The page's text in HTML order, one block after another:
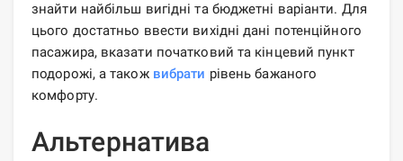
знайти найбільш вигідні та бюджетні варіанти. Для
цього достатньо ввести вихідні дані потенційного
пасажира, вказати початковий та кінцевий пункт
подорожі, а також вибрати рівень бажаного
комфорту.
Альтернатива